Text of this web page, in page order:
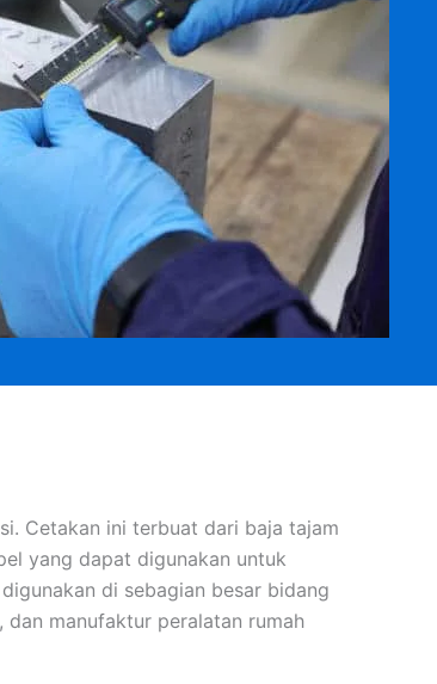
Cetakan ini terbuat dari baja tajam
yang dapat digunakan untuk
di sebagian besar bidang
manufaktur peralatan rumah